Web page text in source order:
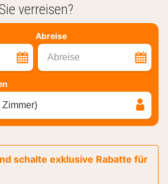
verreisen?
Abreise
Abreise
Zimmer)
schalte exklusive Rabatte für